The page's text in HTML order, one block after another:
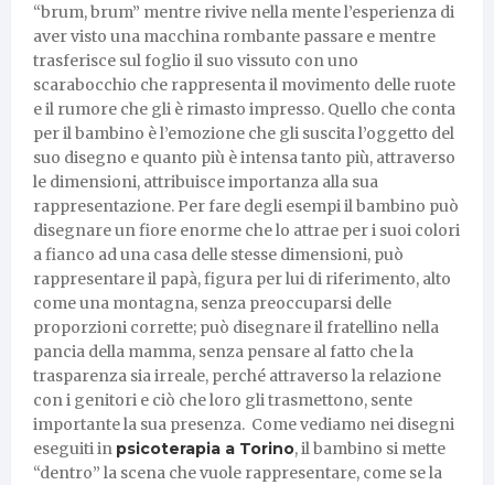
“brum, brum” mentre rivive nella mente l’esperienza di
aver visto una macchina rombante passare e mentre
trasferisce sul foglio il suo vissuto con uno
scarabocchio che rappresenta il movimento delle ruote
e il rumore che gli è rimasto impresso. Quello che conta
per il bambino è l’emozione che gli suscita l’oggetto del
suo disegno e quanto più è intensa tanto più, attraverso
le dimensioni, attribuisce importanza alla sua
rappresentazione. Per fare degli esempi il bambino può
disegnare un fiore enorme che lo attrae per i suoi colori
a fianco ad una casa delle stesse dimensioni, può
rappresentare il papà, figura per lui di riferimento, alto
come una montagna, senza preoccuparsi delle
proporzioni corrette; può disegnare il fratellino nella
pancia della mamma, senza pensare al fatto che la
trasparenza sia irreale, perché attraverso la relazione
con i genitori e ciò che loro gli trasmettono, sente
importante la sua presenza. Come vediamo nei disegni
eseguiti in psicoterapia a Torino, il bambino si mette
“dentro” la scena che vuole rappresentare, come se la